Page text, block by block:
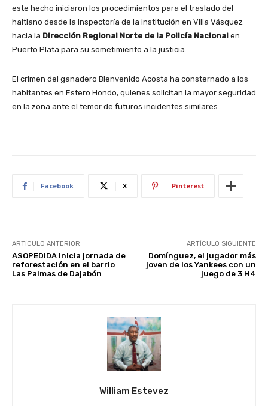
este hecho iniciaron los procedimientos para el traslado del
haitiano desde la inspectoría de la institución en Villa Vásquez
hacia la Dirección Regional Norte de la Policía Nacional en
Puerto Plata para su sometimiento a la justicia.
El crimen del ganadero Bienvenido Acosta ha consternado a los
habitantes en Estero Hondo, quienes solicitan la mayor seguridad
en la zona ante el temor de futuros incidentes similares.
Facebook X Pinterest
ARTÍCULO ANTERIOR
ASOPEDIDA inicia jornada de
reforestación en el barrio
Las Palmas de Dajabón
ARTÍCULO SIGUIENTE
Domínguez, el jugador más
joven de los Yankees con un
juego de 3 H4
William Estevez